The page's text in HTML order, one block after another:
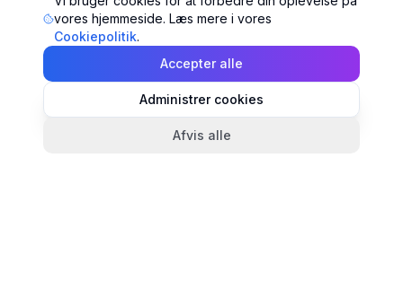
vores hjemmeside. Læs mere i vores
Cookiepolitik.
Accepter alle
Administrer cookies
Afvis alle